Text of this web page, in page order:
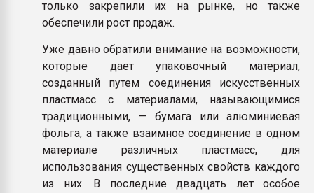
только закрепили их на рынке, но также
обеспечили рост продаж.
Уже давно обратили внимание на возможности,
которые дает упаковочный материал,
созданный путем соединения искусственных
пластмасс с материалами, называющимися
традиционными, — бумага или алюминиевая
фольга, а также взаимное соединение в одном
материале различных пластмасс, для
использования существенных свойств каждого
из них. В последние двадцать лет особое